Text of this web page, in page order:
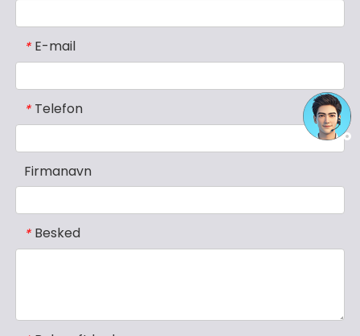
* E-mail
* Telefon
Firmanavn
* Besked